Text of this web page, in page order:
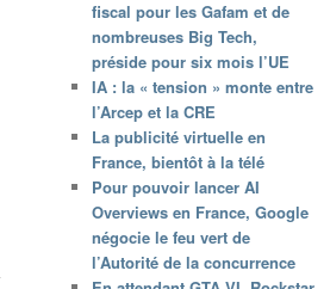
fiscal pour les Gafam et de
nombreuses Big Tech,
préside pour six mois l’UE
IA : la « tension » monte entre
l’Arcep et la CRE
La publicité virtuelle en
France, bientôt à la télé
Pour pouvoir lancer AI
Overviews en France, Google
négocie le feu vert de
l’Autorité de la concurrence